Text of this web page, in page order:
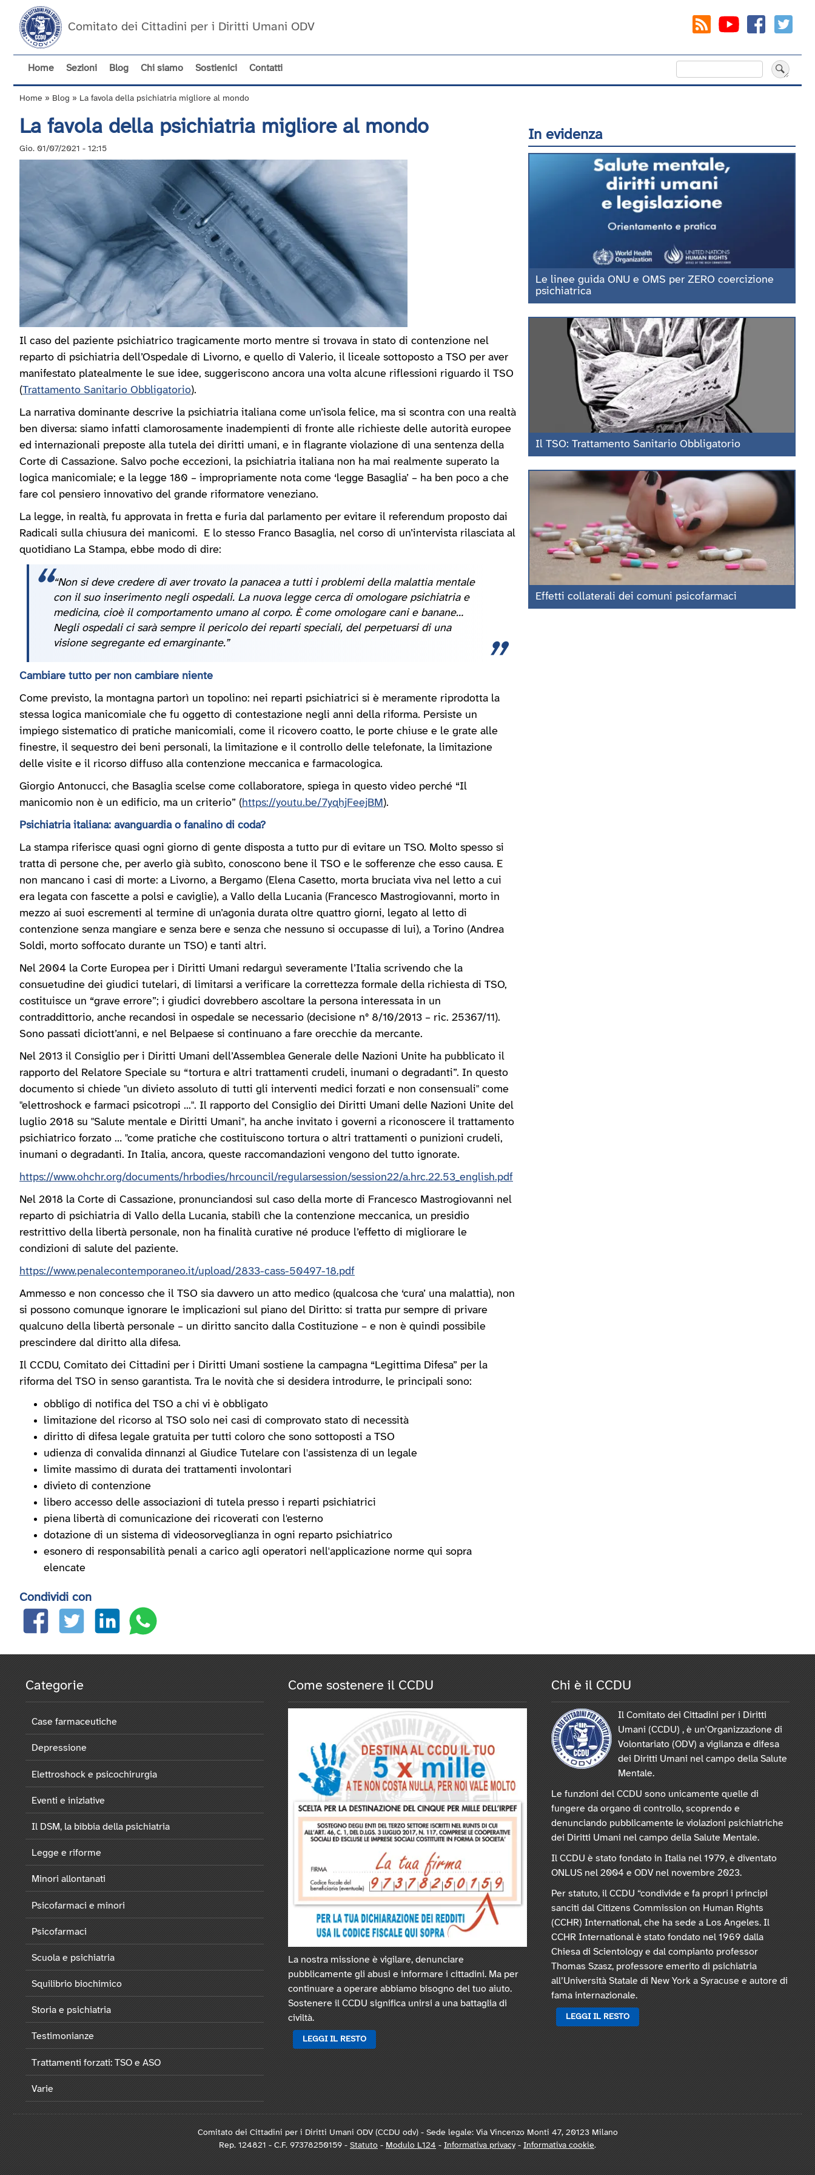
contenuto
principale
Comitato dei Cittadini per i Diritti Umani ODV
Navigazione
principale
Home Sezioni Blog Chi siamo Sostienici Contatti
Briciole
di
pane
Home Blog La favola della psichiatria migliore al mondo
La favola della psichiatria migliore al mondo
Gio. 01/07/2021 - 12:15
Il caso del paziente psichiatrico tragicamente morto mentre si trovava in stato di contenzione nel
reparto di psichiatria dell’Ospedale di Livorno, e quello di Valerio, il liceale sottoposto a TSO per aver
manifestato platealmente le sue idee, suggeriscono ancora una volta alcune riflessioni riguardo il TSO
(Trattamento Sanitario Obbligatorio).
La narrativa dominante descrive la psichiatria italiana come un’isola felice, ma si scontra con una realtà
ben diversa: siamo infatti clamorosamente inadempienti di fronte alle richieste delle autorità europee
ed internazionali preposte alla tutela dei diritti umani, e in flagrante violazione di una sentenza della
Corte di Cassazione. Salvo poche eccezioni, la psichiatria italiana non ha mai realmente superato la
logica manicomiale; e la legge 180 – impropriamente nota come ‘legge Basaglia’ – ha ben poco a che
fare col pensiero innovativo del grande riformatore veneziano.
La legge, in realtà, fu approvata in fretta e furia dal parlamento per evitare il referendum proposto dai
Radicali sulla chiusura dei manicomi. E lo stesso Franco Basaglia, nel corso di un’intervista rilasciata al
quotidiano La Stampa, ebbe modo di dire:
“Non si deve credere di aver trovato la panacea a tutti i problemi della malattia mentale
con il suo inserimento negli ospedali. La nuova legge cerca di omologare psichiatria e
medicina, cioè il comportamento umano al corpo. È come omologare cani e banane…
Negli ospedali ci sarà sempre il pericolo dei reparti speciali, del perpetuarsi di una
visione segregante ed emarginante.”
Cambiare tutto per non cambiare niente
Come previsto, la montagna partorì un topolino: nei reparti psichiatrici si è meramente riprodotta la
stessa logica manicomiale che fu oggetto di contestazione negli anni della riforma. Persiste un
impiego sistematico di pratiche manicomiali, come il ricovero coatto, le porte chiuse e le grate alle
finestre, il sequestro dei beni personali, la limitazione e il controllo delle telefonate, la limitazione
delle visite e il ricorso diffuso alla contenzione meccanica e farmacologica.
Giorgio Antonucci, che Basaglia scelse come collaboratore, spiega in questo video perché “Il
manicomio non è un edificio, ma un criterio” (https://youtu.be/7yqhjFeejBM).
Psichiatria italiana: avanguardia o fanalino di coda?
La stampa riferisce quasi ogni giorno di gente disposta a tutto pur di evitare un TSO. Molto spesso si
tratta di persone che, per averlo già subìto, conoscono bene il TSO e le sofferenze che esso causa. E
non mancano i casi di morte: a Livorno, a Bergamo (Elena Casetto, morta bruciata viva nel letto a cui
era legata con fascette a polsi e caviglie), a Vallo della Lucania (Francesco Mastrogiovanni, morto in
mezzo ai suoi escrementi al termine di un’agonia durata oltre quattro giorni, legato al letto di
contenzione senza mangiare e senza bere e senza che nessuno si occupasse di lui), a Torino (Andrea
Soldi, morto soffocato durante un TSO) e tanti altri.
Nel 2004 la Corte Europea per i Diritti Umani redarguì severamente l’Italia scrivendo che la
consuetudine dei giudici tutelari, di limitarsi a verificare la correttezza formale della richiesta di TSO,
costituisce un “grave errore”; i giudici dovrebbero ascoltare la persona interessata in un
contraddittorio, anche recandosi in ospedale se necessario (decisione n° 8/10/2013 – ric. 25367/11).
Sono passati diciott’anni, e nel Belpaese si continuano a fare orecchie da mercante.
Nel 2013 il Consiglio per i Diritti Umani dell’Assemblea Generale delle Nazioni Unite ha pubblicato il
rapporto del Relatore Speciale su “tortura e altri trattamenti crudeli, inumani o degradanti”. In questo
documento si chiede "un divieto assoluto di tutti gli interventi medici forzati e non consensuali" come
"elettroshock e farmaci psicotropi ...". Il rapporto del Consiglio dei Diritti Umani delle Nazioni Unite del
luglio 2018 su "Salute mentale e Diritti Umani", ha anche invitato i governi a riconoscere il trattamento
psichiatrico forzato … "come pratiche che costituiscono tortura o altri trattamenti o punizioni crudeli,
inumani o degradanti. In Italia, ancora, queste raccomandazioni vengono del tutto ignorate.
https://www.ohchr.org/documents/hrbodies/hrcouncil/regularsession/session22/a.hrc.22.53_english.pdf
Nel 2018 la Corte di Cassazione, pronunciandosi sul caso della morte di Francesco Mastrogiovanni nel
reparto di psichiatria di Vallo della Lucania, stabilì che la contenzione meccanica, un presidio
restrittivo della libertà personale, non ha finalità curative né produce l’effetto di migliorare le
condizioni di salute del paziente.
https://www.penalecontemporaneo.it/upload/2833-cass-50497-18.pdf
Ammesso e non concesso che il TSO sia davvero un atto medico (qualcosa che ‘cura’ una malattia), non
si possono comunque ignorare le implicazioni sul piano del Diritto: si tratta pur sempre di privare
qualcuno della libertà personale – un diritto sancito dalla Costituzione – e non è quindi possibile
prescindere dal diritto alla difesa.
Il CCDU, Comitato dei Cittadini per i Diritti Umani sostiene la campagna “Legittima Difesa” per la
riforma del TSO in senso garantista. Tra le novità che si desidera introdurre, le principali sono:
obbligo di notifica del TSO a chi vi è obbligato
limitazione del ricorso al TSO solo nei casi di comprovato stato di necessità
diritto di difesa legale gratuita per tutti coloro che sono sottoposti a TSO
udienza di convalida dinnanzi al Giudice Tutelare con l'assistenza di un legale
limite massimo di durata dei trattamenti involontari
divieto di contenzione
libero accesso delle associazioni di tutela presso i reparti psichiatrici
piena libertà di comunicazione dei ricoverati con l'esterno
dotazione di un sistema di videosorveglianza in ogni reparto psichiatrico
esonero di responsabilità penali a carico agli operatori nell'applicazione norme qui sopra
elencate
Condividi con
In evidenza
Le linee guida ONU e OMS per ZERO coercizione
psichiatrica
Il TSO: Trattamento Sanitario Obbligatorio
Effetti collaterali dei comuni psicofarmaci
Categorie
Case farmaceutiche
Depressione
Elettroshock e psicochirurgia
Eventi e iniziative
Il DSM, la bibbia della psichiatria
Legge e riforme
Minori allontanati
Psicofarmaci e minori
Psicofarmaci
Scuola e psichiatria
Squilibrio biochimico
Storia e psichiatria
Testimonianze
Trattamenti forzati: TSO e ASO
Varie
Come sostenere il CCDU
La nostra missione è vigilare, denunciare
pubblicamente gli abusi e informare i cittadini. Ma per
continuare a operare abbiamo bisogno del tuo aiuto.
Sostenere il CCDU significa unirsi a una battaglia di
civiltà.
LEGGI IL RESTO
Chi è il CCDU
Il Comitato dei Cittadini per i Diritti
Umani (CCDU) , è un'Organizzazione di
Volontariato (ODV) a vigilanza e difesa
dei Diritti Umani nel campo della Salute
Mentale.
Le funzioni del CCDU sono unicamente quelle di
fungere da organo di controllo, scoprendo e
denunciando pubblicamente le violazioni psichiatriche
dei Diritti Umani nel campo della Salute Mentale.
Il CCDU è stato fondato in Italia nel 1979, è diventato
ONLUS nel 2004 e ODV nel novembre 2023.
Per statuto, il CCDU “condivide e fa propri i principi
sanciti dal Citizens Commission on Human Rights
(CCHR) International, che ha sede a Los Angeles. Il
CCHR International è stato fondato nel 1969 dalla
Chiesa di Scientology e dal compianto professor
Thomas Szasz, professore emerito di psichiatria
all’Università Statale di New York a Syracuse e autore di
fama internazionale.
LEGGI IL RESTO
Comitato dei Cittadini per i Diritti Umani ODV (CCDU odv) - Sede legale: Via Vincenzo Monti 47, 20123 Milano
Rep. 124821 - C.F. 97378250159 -Statuto-Modulo L124-Informativa privacy-Informativa cookie.